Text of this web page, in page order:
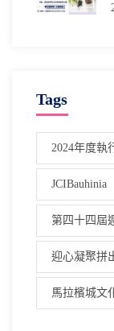
Tags
2024年度執
JCIBauhinia
第四十四屆
迎心凝聚拼
馬拉檳城文